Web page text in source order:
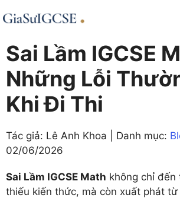
to
Sai Lầm IGCSE
Những Lỗi
Khi Đi Thi
Tác giả: Lê Anh Khoa | Danh mục:
02/06/2026
Sai Lầm IGCSE Math không chỉ đến
thiếu kiến thức, mà còn xuất phát